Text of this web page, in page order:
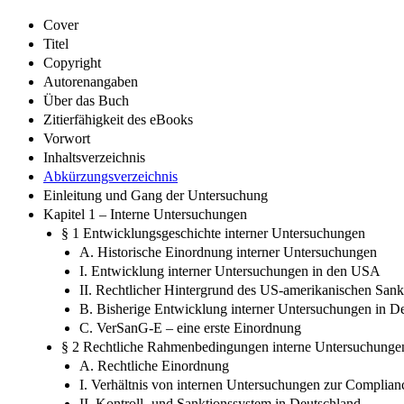
Cover
Titel
Copyright
Autorenangaben
Über das Buch
Zitierfähigkeit des eBooks
Vorwort
Inhaltsverzeichnis
Abkürzungsverzeichnis
Einleitung und Gang der Untersuchung
Kapitel 1 – Interne Untersuchungen
§ 1 Entwicklungsgeschichte interner Untersuchungen
A. Historische Einordnung interner Untersuchungen
I. Entwicklung interner Untersuchungen in den USA
II. Rechtlicher Hintergrund des US-amerikanischen
B. Bisherige Entwicklung interner Untersuchungen in
C. VerSanG-E – eine erste Einordnung
§ 2 Rechtliche Rahmenbedingungen interne
A. Rechtliche Einordnung
I. Verhältnis von internen Untersuchungen zur